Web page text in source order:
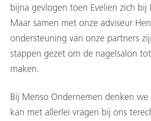
bijna gevlogen toen Evelien zich bij
Maar samen met onze adviseur
ondersteuning van onze partners
stappen gezet om de nagelsalon
maken.
Bij Menso Ondernemen denken
kan met allerlei vragen bij ons